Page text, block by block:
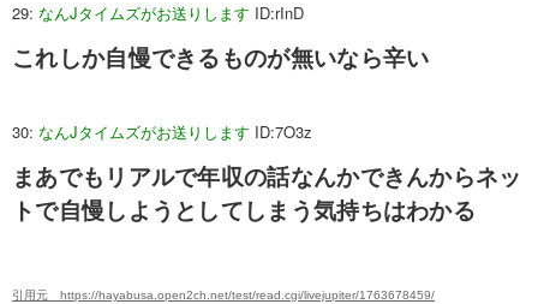
29: なんJタイムズがお送りします ID:rInD
これしか自慢できるものが無いなら辛い
30: なんJタイムズがお送りします ID:7O3z
まあでもリアルで年収の話なんかできんからネッ
トで自慢しようとしてしまう気持ちはわかる
引用元 https://hayabusa.open2ch.net/test/read.cgi/livejupiter/1763678459/